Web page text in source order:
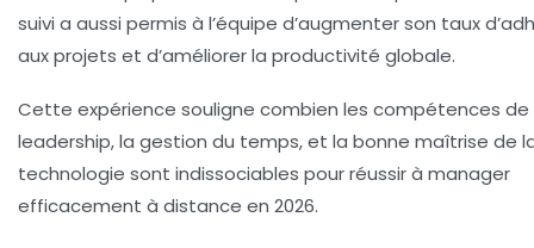
suivi a aussi permis à l’équipe d’augmenter son taux
aux projets et d’améliorer la productivité globale.
Cette expérience souligne combien les compétences de
leadership, la gestion du temps, et la bonne maîtrise de
technologie sont indissociables pour réussir à manager
efficacement à distance en 2026.